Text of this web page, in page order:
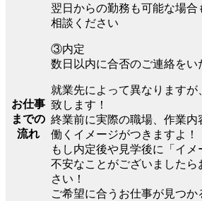
お仕事
までの
流れ
翌日からの勤務も可能な場
相談ください
③内定
数日以内に合否のご連絡をい
就業先によって異なりますが
致します！
終業前に実際の職場、作業内
働くイメージがつきますよ！
もし内定後や見学後に「イ
不安なことがございましたら
さい！
ご希望に合うお仕事が見つ